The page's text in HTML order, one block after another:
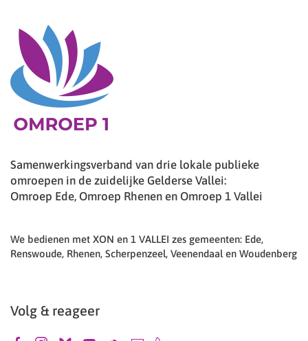
Samenwerkingsverband van drie lokale publieke
omroepen in de zuidelijke Gelderse Vallei:
Omroep Ede, Omroep Rhenen en Omroep 1 Vallei
We bedienen met XON en 1 VALLEI zes gemeenten: Ede,
Renswoude, Rhenen, Scherpenzeel, Veenendaal en Woudenberg
Volg & reageer